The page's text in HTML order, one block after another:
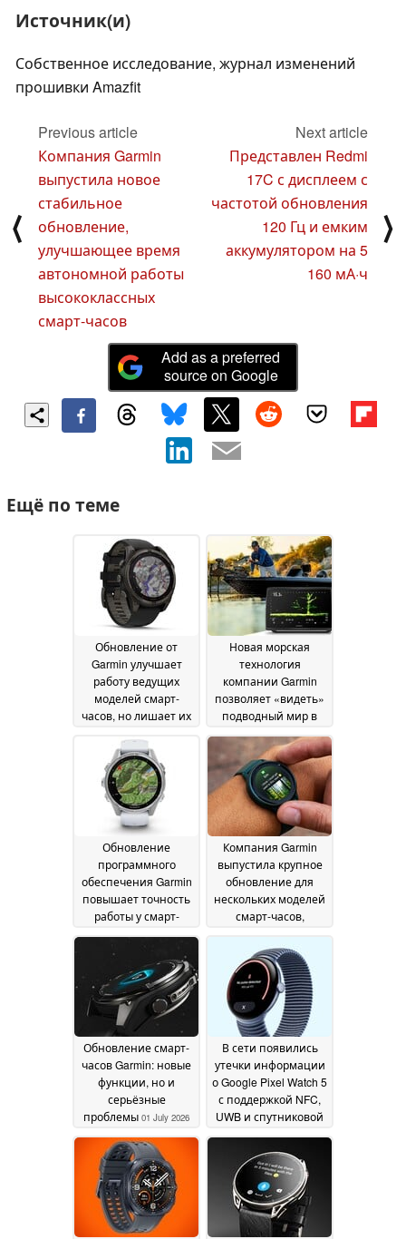
Источник(и)
Собственное исследование, журнал изменений
прошивки Amazfit
⟨
Previous article
Компания Garmin
выпустила новое
стабильное
обновление,
улучшающее время
автономной работы
высококлассных
смарт-часов
Next article
Представлен Redmi
17C с дисплеем с
частотой обновления
120 Гц и емким
аккумулятором на 5
160 мА·ч
⟩
Add as a preferred
source on Google
Ещё по теме
Обновление от
Garmin улучшает
работу ведущих
моделей смарт-
часов, но лишает их
15 July 2026
Новая морская
технология
компании Garmin
позволяет «видеть»
подводный мир в
времени08 July 2026
Обновление
программного
обеспечения Garmin
повышает точность
работы у смарт-
класса
Компания Garmin
выпустила крупное
обновление для
нескольких моделей
смарт-часов,
десятки новых
функций и
улучшений02 July 2026
Обновление смарт-
часов Garmin: новые
функции, но и
серьёзные
проблемы 01 July 2026
В сети появились
утечки информации
о Google Pixel Watch 5
с поддержкой NFC,
UWB и спутниковой
30 June 2026